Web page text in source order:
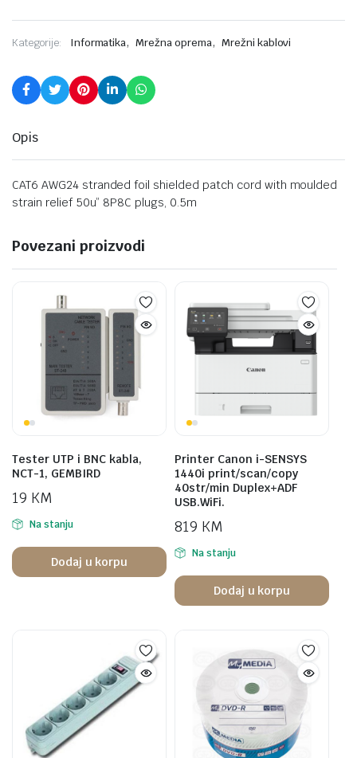
Kategorije: Informatika, Mrežna oprema, Mrežni kablovi
Opis
CAT6 AWG24 stranded foil shielded patch cord with moulded
strain relief 50u” 8P8C plugs, 0.5m
Povezani proizvodi
Tester UTP i BNC kabla,
NCT-1, GEMBIRD
19 KM
Na stanju
Dodaj u korpu
Printer Canon i-SENSYS
1440i print/scan/copy
40str/min Duplex+ADF
USB.WiFi.
819 KM
Na stanju
Dodaj u korpu